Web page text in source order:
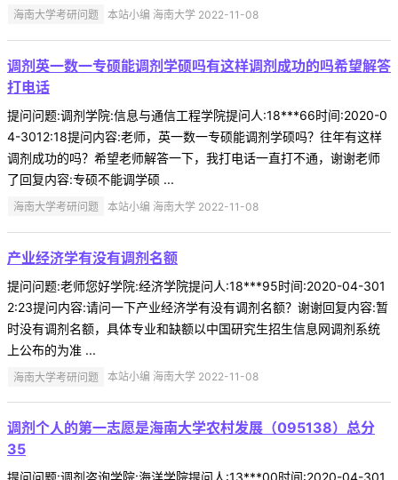
海南大学考研问题 本站小编 海南大学 2022-11-08
调剂英一数一专硕能调剂学硕吗有这样调剂成功的吗希望解答
打电话
提问问题:调剂学院:信息与通信工程学院提问人:18***66时间:2020-0
4-3012:18提问内容:老师，英一数一专硕能调剂学硕吗？往年有这样
调剂成功的吗？希望老师解答一下，我打电话一直打不通，谢谢老师
了回复内容:专硕不能调学硕 ...
海南大学考研问题 本站小编 海南大学 2022-11-08
产业经济学有没有调剂名额
提问问题:老师您好学院:经济学院提问人:18***95时间:2020-04-301
2:23提问内容:请问一下产业经济学有没有调剂名额？谢谢回复内容:暂
时没有调剂名额，具体专业和缺额以中国研究生招生信息网调剂系统
上公布的为准 ...
海南大学考研问题 本站小编 海南大学 2022-11-08
调剂个人的第一志愿是海南大学农村发展（095138）总分
35